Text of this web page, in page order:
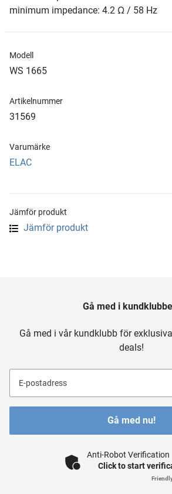
minimum impedance: 4.2 Ω / 58 Hz
Modell
WS 1665
Artikelnummer
31569
Varumärke
ELAC
Jämför produkt
Jämför produkt
Gå med i
Gå med i vår kundklubb för
deals!
E-postadress
Gå med nu!
Anti-Robot Verification
Click to start